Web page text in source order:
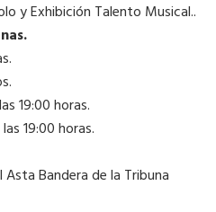
y Exhibición Talento Musical..
19:00 horas.
19:00 horas.
Bandera de la Tribuna